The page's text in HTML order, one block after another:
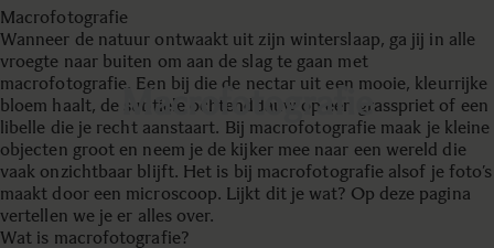
Macrofotografie
Macrofotografie
Wanneer de natuur ontwaakt uit zijn winterslaap, ga jij in alle
vroegte naar buiten om aan de slag te gaan met
macrofotografie. Een bij die de nectar uit een mooie, kleurrijke
bloem haalt, de subtiele ochtenddauw op een grasspriet of een
libelle die je recht aanstaart. Bij macrofotografie maak je kleine
objecten groot en neem je de kijker mee naar een wereld die
vaak onzichtbaar blijft. Het is bij macrofotografie alsof je foto’s
maakt door een microscoop. Lijkt dit je wat? Op deze pagina
vertellen we je er alles over.
Wat is macrofotografie?